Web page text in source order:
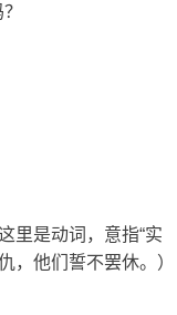
里是动词，意指“实
，他们誓不罢休。）